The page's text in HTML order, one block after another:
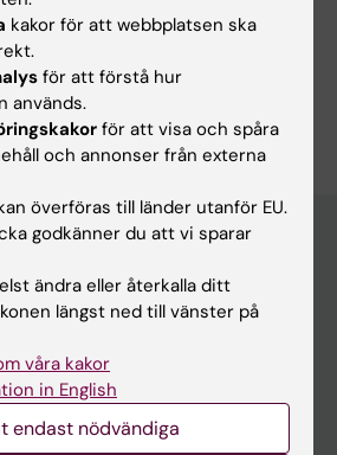
kakor för att webbplatsen ska
för att förstå hur
används.
för att visa och spåra
och annonser från externa
överföras till länder utanför EU.
godkänner du att vi sparar
ändra eller återkalla ditt
längst ned till vänster på
våra kakor
in English
endast nödvändiga